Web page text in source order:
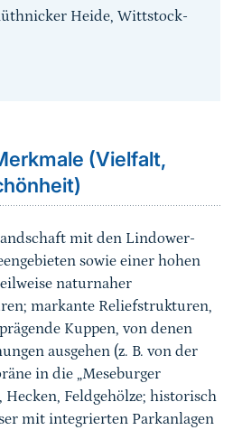
Heide, Wittstock-
(Vielfalt,
mit den Lindower-
sowie einer hohen
naturnaher
markante Reliefstrukturen,
Kuppen, von denen
ausgehen (z. B. von der
in die „Meseburger
Hecken, Feldgehölze; historisch
mit integrierten Parkanlagen